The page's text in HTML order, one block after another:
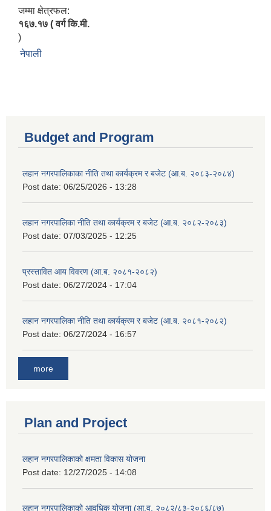
जम्मा क्षेत्रफल:
१६७.१७ ( वर्ग कि.मी.
)
नेपाली
Budget and Program
लहान नगरपालिकाका नीति तथा कार्यक्रम र बजेट (आ.ब. २०८३-२०८४)
Post date: 06/25/2026 - 13:28
लहान नगरपालिका नीति तथा कार्यक्रम र बजेट (आ.ब. २०८२-२०८३)
Post date: 07/03/2025 - 12:25
प्रस्तावित आय विवरण (आ.ब. २०८१-२०८२)
Post date: 06/27/2024 - 17:04
लहान नगरपालिका नीति तथा कार्यक्रम र बजेट (आ.ब. २०८१-२०८२)
Post date: 06/27/2024 - 16:57
more
Plan and Project
लहान नगरपालिकाको क्षमता विकास योजना
Post date: 12/27/2025 - 14:08
लहान नगरपालिकाको आवधिक योजना (आ.व. २०८२/८३-२०८६/८७)